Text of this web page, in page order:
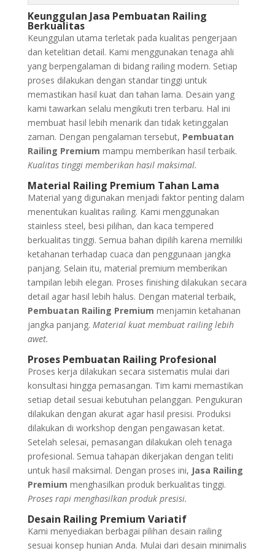
Keunggulan Jasa Pembuatan Railing
Berkualitas
Keunggulan utama terletak pada kualitas pengerjaan
dan ketelitian detail. Kami menggunakan tenaga ahli
yang berpengalaman di bidang railing modern. Setiap
proses dilakukan dengan standar tinggi untuk
memastikan hasil kuat dan tahan lama. Desain yang
kami tawarkan selalu mengikuti tren terbaru. Hal ini
membuat hasil lebih menarik dan tidak ketinggalan
zaman. Dengan pengalaman tersebut, Pembuatan
Railing Premium mampu memberikan hasil terbaik.
Kualitas tinggi memberikan hasil maksimal.
Material Railing Premium Tahan Lama
Material yang digunakan menjadi faktor penting dalam
menentukan kualitas railing. Kami menggunakan
stainless steel, besi pilihan, dan kaca tempered
berkualitas tinggi. Semua bahan dipilih karena memiliki
ketahanan terhadap cuaca dan penggunaan jangka
panjang. Selain itu, material premium memberikan
tampilan lebih elegan. Proses finishing dilakukan secara
detail agar hasil lebih halus. Dengan material terbaik,
Pembuatan Railing Premium menjamin ketahanan
jangka panjang. Material kuat membuat railing lebih
awet.
Proses Pembuatan Railing Profesional
Proses kerja dilakukan secara sistematis mulai dari
konsultasi hingga pemasangan. Tim kami memastikan
setiap detail sesuai kebutuhan pelanggan. Pengukuran
dilakukan dengan akurat agar hasil presisi. Produksi
dilakukan di workshop dengan pengawasan ketat.
Setelah selesai, pemasangan dilakukan oleh tenaga
profesional. Semua tahapan dikerjakan dengan teliti
untuk hasil maksimal. Dengan proses ini, Jasa Railing
Premium menghasilkan produk berkualitas tinggi.
Proses rapi menghasilkan produk presisi.
Desain Railing Premium Variatif
Kami menyediakan berbagai pilihan desain railing
sesuai konsep hunian Anda. Mulai dari desain minimalis